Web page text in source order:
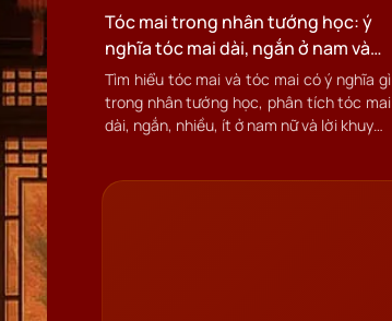
Tóc mai trong nhân tướng học: ý
nghĩa tóc mai dài, ngắn ở nam và
nữ
Tìm hiểu tóc mai và tóc mai có ý nghĩa gì
trong nhân tướng học, phân tích tóc mai
dài, ngắn, nhiều, ít ở nam nữ và lời khuyên